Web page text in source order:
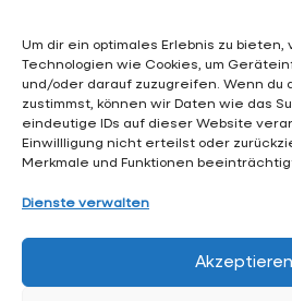
Um dir ein optimales Erlebnis zu
Technologien wie Cookies, um
und/oder darauf zuzugreifen. Wenn du
zustimmst, können wir Daten wie das
eindeutige IDs auf dieser Website
Einwillligung nicht erteilst oder
Merkmale und Funktionen
Dienste verwalten
Akzeptieren
Über
FAQ - Häufig
Hintergrundgrafiken:
Formtool, Anton Kolev •